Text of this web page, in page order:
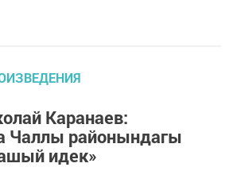
Каранаев:
Чаллы районындагы
идек»